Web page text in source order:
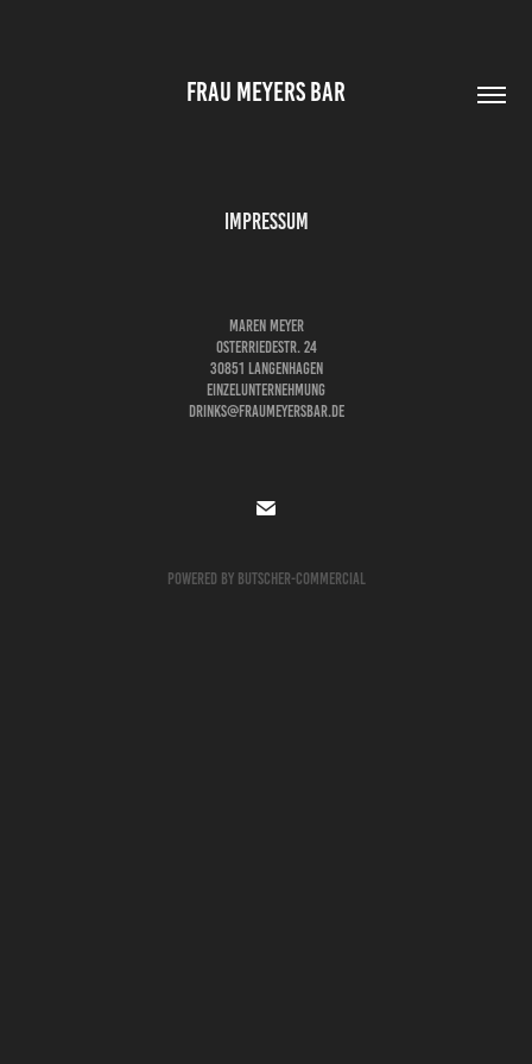
FRAU MEYERS BAR
Impressum
Maren Meyer
Osterriedestr. 24
30851 Langenhagen
Einzelunternehmung
drinks@fraumeyersbar.de
Powered by Butscher-commercial